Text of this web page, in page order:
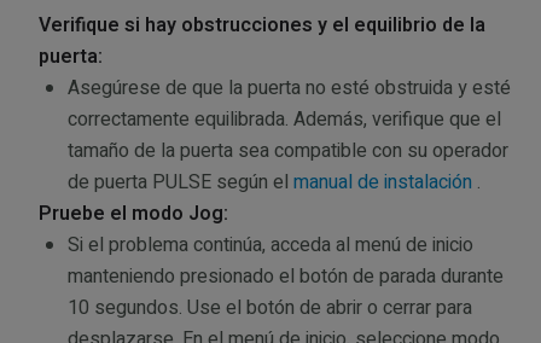
Verifique si hay obstrucciones y el equilibrio de la
puerta:
Asegúrese de que la puerta no esté obstruida y esté
correctamente equilibrada. Además, verifique que el
tamaño de la puerta sea compatible con su operador
de puerta PULSE según el manual de instalación .
Pruebe el modo Jog:
Si el problema continúa, acceda al menú de inicio
manteniendo presionado el botón de parada durante
10 segundos. Use el botón de abrir o cerrar para